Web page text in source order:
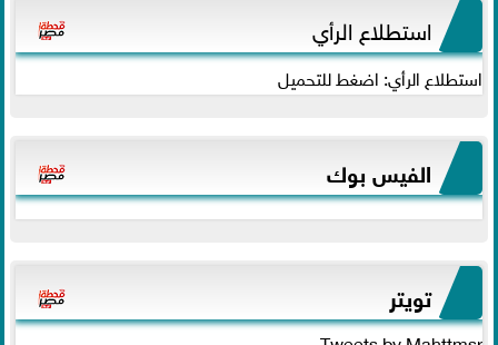
استطلاع الرأي
استطلاع الرأي: اضغط للتحميل
الفيس بوك
تويتر